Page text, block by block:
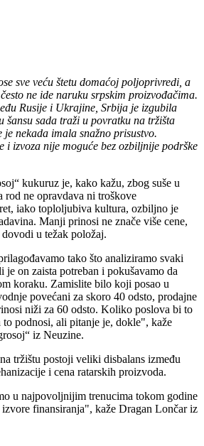
sve veću štetu domaćoj poljoprivredi, a
ne ide naruku srpskim proizvođačima.
Rusije i Ukrajine, Srbija je izgubila
šansu sada traži u povratku na tržišta
je nekada imala snažno prisustvo.
i izvoza nije moguće bez ozbiljnije podrške
kukuruz je, kako kažu, zbog suše u
rod ne opravdava ni troškove
iako toploljubiva kultura, ozbiljno je
Manji prinosi ne znače više cene,
u težak položaj.
tako što analiziramo svaki
je on zaista potreban i pokušavamo da
koraku. Zamislite bilo koji posao u
povećani za skoro 40 odsto, prodajne
niži za 60 odsto. Koliko poslova bi to
podnosi, ali pitanje je, dokle", kaže
iz Neuzine.
tržištu postoji veliki disbalans između
i cena ratarskih proizvoda.
u najpovoljnijim trenucima tokom godine
finansiranja", kaže Dragan Lončar iz